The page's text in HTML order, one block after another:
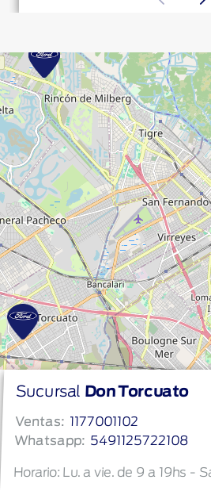
Sucursal Don Torcuato
Ventas: 1177001102
Whatsapp: 5491125722108
Horario: Lu. a vie. de 9 a 19hs -